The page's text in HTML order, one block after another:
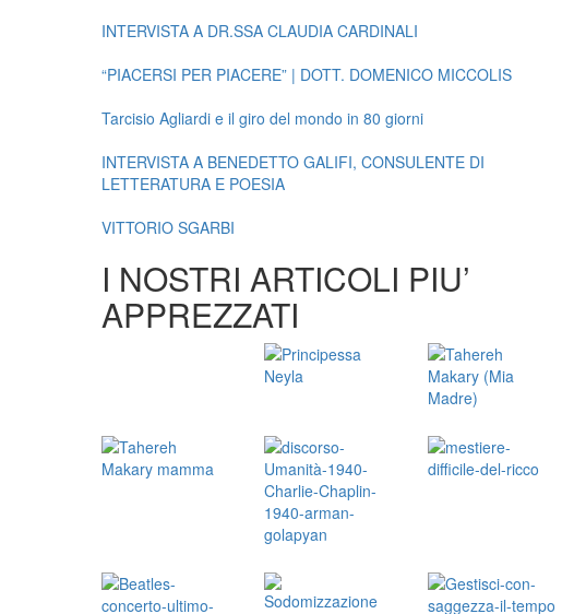
INTERVISTA A DR.SSA CLAUDIA CARDINALI
“PIACERSI PER PIACERE” | DOTT. DOMENICO MICCOLIS
Tarcisio Agliardi e il giro del mondo in 80 giorni
INTERVISTA A BENEDETTO GALIFI, CONSULENTE DI
LETTERATURA E POESIA
VITTORIO SGARBI
I NOSTRI ARTICOLI PIU’
APPREZZATI